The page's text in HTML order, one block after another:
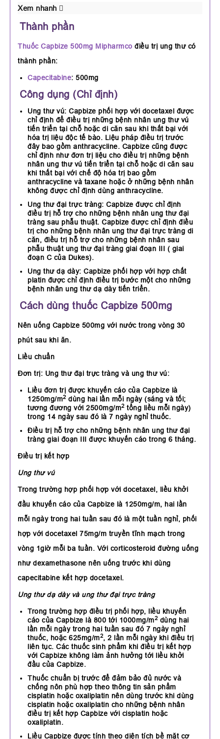
Xem nhanh
Thành phần
Thuốc Capbize 500mg Mipharmco điều trị ung thư có
thành phần:
Capecitabine: 500mg
Công dụng (Chỉ định)
Ung thư vú: Capbize phối hợp với docetaxel được
chỉ định để điều trị những bệnh nhân ung thư vú
tiến triển tại chỗ hoặc di căn sau khi thất bại với
hóa trị liệu độc tế bào. Liệu pháp điều trị trước
đây bao gồm anthracycline. Capbize cũng được
chỉ định như đơn trị liệu cho điều trị những bệnh
nhân ung thư vú tiến triển tại chỗ hoặc di căn sau
khi thất bại với chế độ hóa trị bao gồm
anthracycline và taxane hoặc ở những bệnh nhân
không được chỉ định dùng anthracycline.
Ung thư đại trực tràng: Capbize được chỉ định
điều trị hỗ trợ cho những bệnh nhân ung thư đại
tràng sau phẫu thuật. Capbize được chỉ định điều
trị cho những bệnh nhân ung thư đại trực tràng di
căn, điều trị hỗ trợ cho những bệnh nhân sau
phẫu thuật ung thư đại tràng giai đoạn III ( giai
đoạn C của Dukes).
Ung thư dạ dày: Capbize phối hợp với hợp chất
platin được chỉ định điều trị bước một cho những
bệnh nhân ung thư dạ dày tiến triển.
Cách dùng thuốc Capbize 500mg
Nên uống Capbize 500mg với nước trong vòng 30
phút sau khi ăn.
Liều chuẩn
Đơn trị: Ung thư đại trực tràng và ung thư vú:
Liều đơn trị được khuyến cáo của Capbize là
1250mg/m2 dùng hai lần mỗi ngày (sáng và tối;
tương đương với 2500mg/m2 tổng liều mỗi ngày)
trong 14 ngày sau đó là 7 ngày nghỉ thuốc.
Điều trị hỗ trợ cho những bệnh nhân ung thư đại
tràng giai đoạn III được khuyến cáo trong 6 tháng.
Điều trị kết hợp
Ung thư vú
Trong trường hợp phối hợp với docetaxel, liều khởi
đầu khuyến cáo của Capbize là 1250mg/m, hai lần
mỗi ngày trong hai tuần sau đó là một tuần nghỉ, phối
hợp với docetaxel 75mg/m truyền tĩnh mạch trong
vòng 1giờ mỗi ba tuần. Với corticosteroid đường uống
như dexamethasone nên uống trước khi dùng
capecitabine kết hợp docetaxel.
Ung thư dạ dày và ung thư đại trực tràng
Trong trường hợp điều trị phối hợp, liều khuyến
cáo của Capbize là 800 tới 1000mg/m2 dùng hai
lần mỗi ngày trong hai tuần sau đó 7 ngày nghỉ
thuốc, hoặc 625mg/m2, 2 lần mỗi ngày khi điều trị
liên tục. Các thuốc sinh phẩm khi điều trị kết hợp
với Capbize không làm ảnh hưởng tới liều khởi
đầu của Capbize.
Thuốc chuẩn bị trước để đảm bảo đủ nước và
chống nôn phù hợp theo thông tin sản phẩm
cisplatin hoặc oxaliplatin nên dùng trước khi dùng
cisplatin hoặc oxaliplatin cho những bệnh nhân
điều trị kết hợp Capbize với cisplatin hoặc
oxaliplatin.
Liều Capbize được tính theo diện tích bề mặt cơ